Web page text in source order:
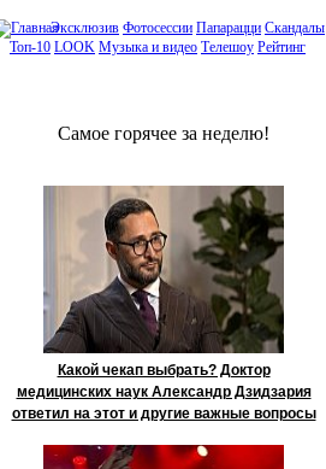
Эксклюзив Фотосессии Папарацци Скандалы
Топ-10 LOOK Музыка и видео Телешоу Рейтинг
Сaмое гoрячее за неделю!
Какой чекап выбрать? Доктор
медицинских наук Александр Дзидзария
ответил на этот и другие важные вопросы